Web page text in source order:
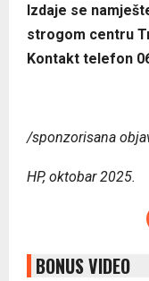
Izdaje se
strogom centru
Kontakt telefon
/sponzorisana
HP, oktobar 2025.
BONUS VIDEO